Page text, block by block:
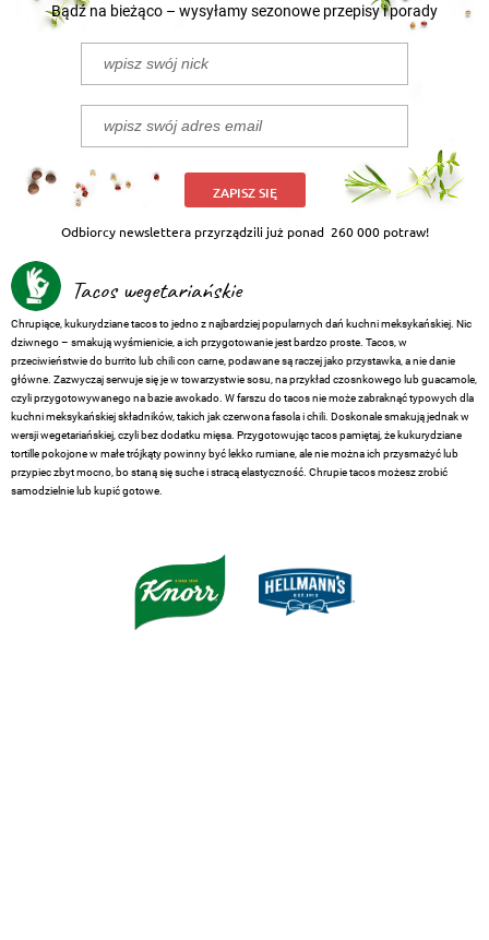
Bądź na bieżąco – wysyłamy sezonowe przepisy i porady
ZAPISZ SIĘ
Odbiorcy newslettera przyrządzili już ponad 260 000 potraw!
Tacos wegetariańskie
Chrupiące, kukurydziane tacos to jedno z najbardziej popularnych dań kuchni meksykańskiej. Nic
dziwnego – smakują wyśmienicie, a ich przygotowanie jest bardzo proste. Tacos, w
przeciwieństwie do burrito lub chili con carne, podawane są raczej jako przystawka, a nie danie
główne. Zazwyczaj serwuje się je w towarzystwie sosu, na przykład czosnkowego lub guacamole,
czyli przygotowywanego na bazie awokado. W farszu do tacos nie może zabraknąć typowych dla
kuchni meksykańskiej składników, takich jak czerwona fasola i chili. Doskonale smakują jednak w
wersji wegetariańskiej, czyli bez dodatku mięsa. Przygotowując tacos pamiętaj, że kukurydziane
tortille pokojone w małe trójkąty powinny być lekko rumiane, ale nie można ich przysmażyć lub
przypiec zbyt mocno, bo staną się suche i stracą elastyczność. Chrupie tacos możesz zrobić
samodzielnie lub kupić gotowe.